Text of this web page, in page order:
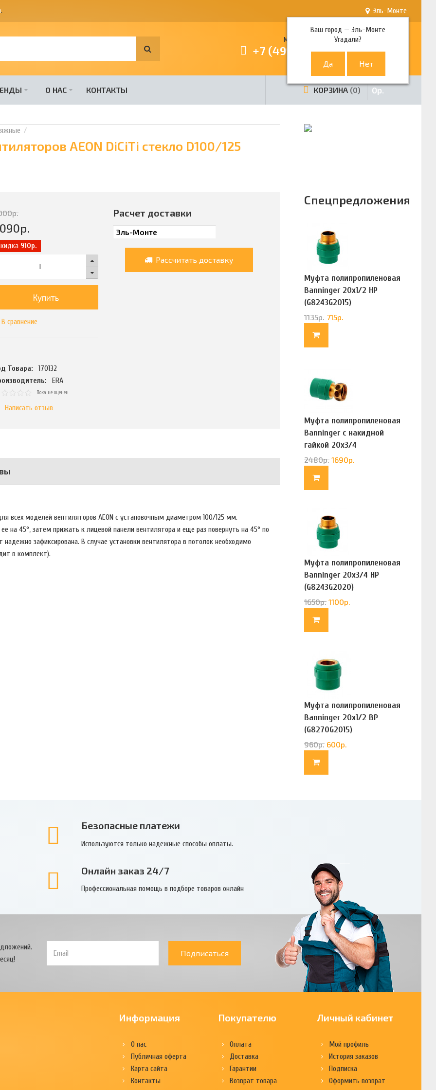
. Эль-Монте
Ваш город —Эль-Монте
Угадали?
Многоканальный телефон
+7 (499) 380-80-80
О НАС КОНТАКТЫ КОРЗИНА 0 0р.
AEON DiCiTi стекло D100/125
р.
р.
910р.
Купить
В сравнение
Товара:
170132
ERA
Пока не оценен
Написать отзыв
Расчет доставки
Рассчитать доставку
всех моделей вентиляторов AEON с установочным диаметром 100/125 мм.
на 45°, затем прижать к лицевой панели вентилятора и еще раз повернуть на 45° по
зафиксирована. В случае установки вентилятора в потолок необходимо
в комплект).
Спецпредложения
Муфта полипропиленовая
Banninger 20х1/2 НР
(G8243G2015)
1135р. 715р.
Муфта полипропиленовая
Banninger с накидной
гайкой 20х3/4
(G83322020)
2480р. 1690р.
Муфта полипропиленовая
Banninger 20х3/4 НР
(G8243G2020)
1650р. 1100р.
Муфта полипропиленовая
Banninger 20х1/2 ВР
(G8270G2015)
960р. 600р.
Безопасные платежи
Используются только надежные способы оплаты.
Онлайн заказ 24/7
Профессиональная помощь в подборе товаров онлайн
Подписаться
Информация
О нас
Публичная оферта
Карта сайта
Контакты
Покупателю
Оплата
Доставка
Гарантии
Возврат товара
Личный кабинет
Мой профиль
История заказов
Подписка
Оформить возврат